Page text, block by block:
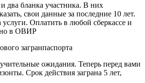
два бланка участника. В них
свои данные за последние 10 лет.
услуги. Оплатить в любой сберкассе и
в ОВИР
загранпаспорта
ожидания. Теперь перед вами
Срок действия заграна 5 лет,